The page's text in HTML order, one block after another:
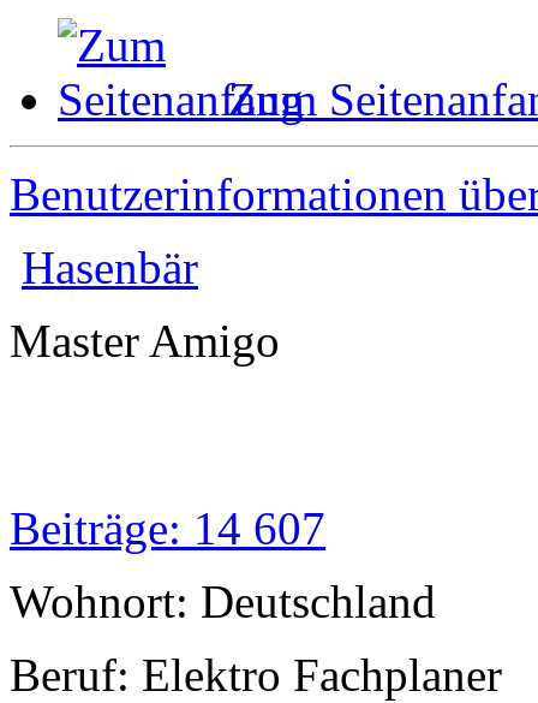
Zum
Benutzerinformationen
Hasenbär
Master Amigo
Beiträge: 14 607
Wohnort: Deutschland
Beruf: Elektro Fachplaner